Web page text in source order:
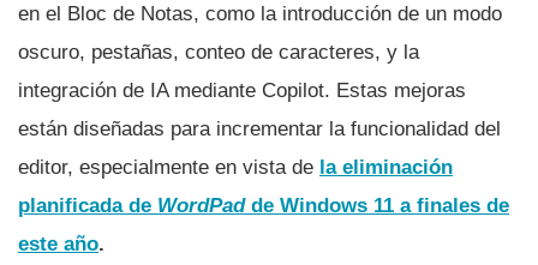
en el Bloc de Notas, como la introducción de un modo
oscuro, pestañas, conteo de caracteres, y la
integración de IA mediante Copilot. Estas mejoras
están diseñadas para incrementar la funcionalidad del
editor, especialmente en vista de la eliminación
planificada de WordPadde Windows 11 a finales de
este año.